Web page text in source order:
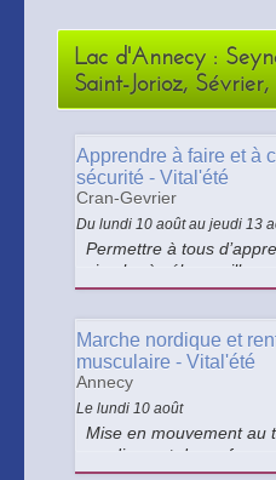
Lac d'Annecy :
Saint-Jorioz,
Apprendre à faire et à
sécurité - Vital'été
Cran-Gevrier
Du lundi 10 août au jeudi 13
Permettre à tous
circuler à vélo en ville
pédaler (équilibre,
Marche nordique et
musculaire - Vital'été
Annecy
Le lundi 10 août
Mise en mouvement au
nordique et du